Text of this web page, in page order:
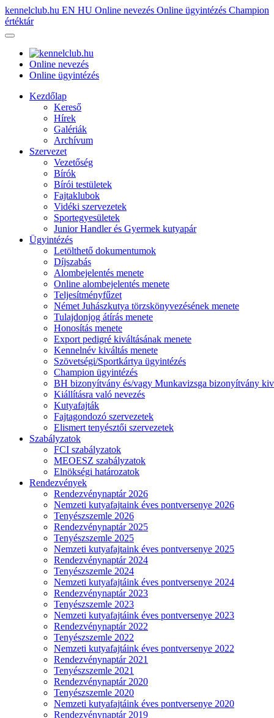
kennelclub.hu EN HU Online nevezés Online ügyintézés Champion
értéktár
Online nevezés
Online ügyintézés
Kezdőlap
Kereső
Hírek
Galériák
Archívum
Szervezet
Vezetőség
Bírók
Bírói testületek
Fajtaklubok
Vidéki szervezetek
Sportegyesületek
Junior Handler és Gyermek kutyapár
Ügyintézés
Letölthető dokumentumok
Díjszabás
Alombejelentés menete
Online alombejelentés menete
Teljesítményfűzet
Német Juhászkutya törzskönyvezésének menete
Tulajdonjog átírás menete
Honosítás menete
Export pedigré kiváltásának menete
Kennelnév kiváltás menete
Szövetségi/Sportkártya ügyintézés
Champion ügyintézés
BH bizonyítvány és/vagy Munkavizsga bizonyítvány
Kiállításra való nevezés
Kutyafajták
Fajtagondozó szervezetek
Elismert tenyésztői szervezetek
Szabályzatok
FCI szabályzatok
MEOESZ szabályzatok
Elnökségi határozatok
Rendezvények
Rendezvénynaptár 2026
Nemzeti kutyafajtaink éves pontversenye 2026
Tenyészszemle 2026
Rendezvénynaptár 2025
Tenyészszemle 2025
Nemzeti kutyafajtaink éves pontversenye 2025
Rendezvénynaptár 2024
Tenyészszemle 2024
Nemzeti kutyafajtáink éves pontversenye 2024
Rendezvénynaptár 2023
Tenyészszemle 2023
Nemzeti kutyafajtáink éves pontversenye 2023
Rendezvénynaptár 2022
Tenyészszemle 2022
Nemzeti kutyafajtáink éves pontversenye 2022
Rendezvénynaptár 2021
Tenyészszemle 2021
Rendezvénynaptár 2020
Tenyészszemle 2020
Nemzeti kutyafajtáink éves pontversenye 2020
Rendezvénynaptár 2019